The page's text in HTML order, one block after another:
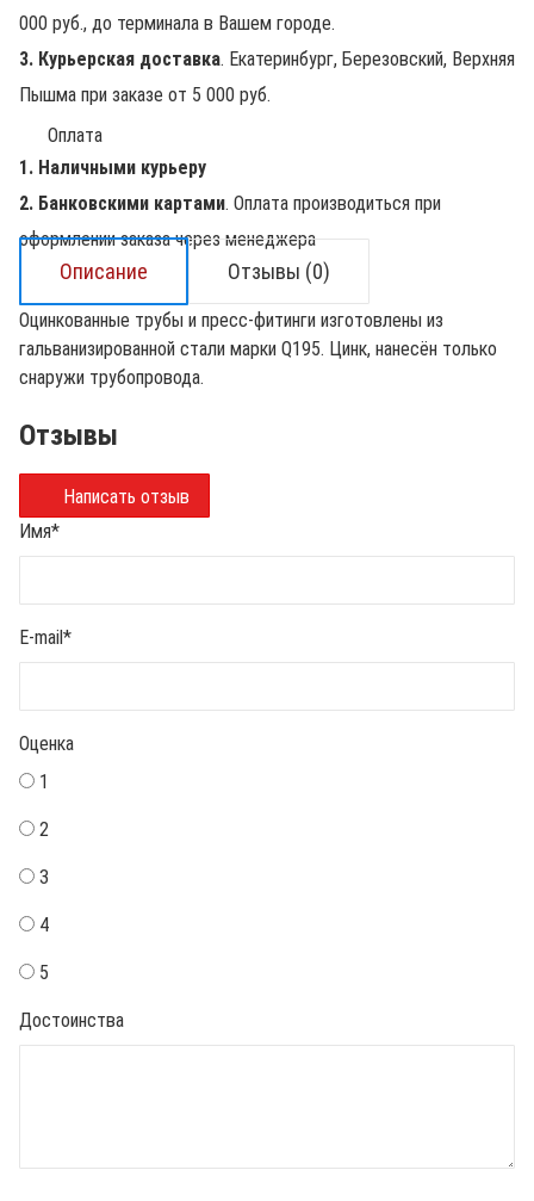
000 руб., до терминала в Вашем городе.
3. Курьерская доставка. Екатеринбург, Березовский, Верхняя
Пышма при заказе от 5 000 руб.
Оплата
1. Наличными курьеру
2. Банковскими картами. Оплата производиться при
оформлении заказа через менеджера
Описание Отзывы (0)
Оцинкованные трубы и пресс-фитинги изготовлены из
гальванизированной стали марки Q195. Цинк, нанесён только
снаружи трубопровода.
Отзывы
Написать отзыв
Имя*
E-mail*
Оценка
1
2
3
4
5
Достоинства